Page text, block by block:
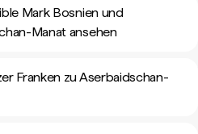
Mark Bosnien und
Manat ansehen
Franken zu Aserbaidschan-